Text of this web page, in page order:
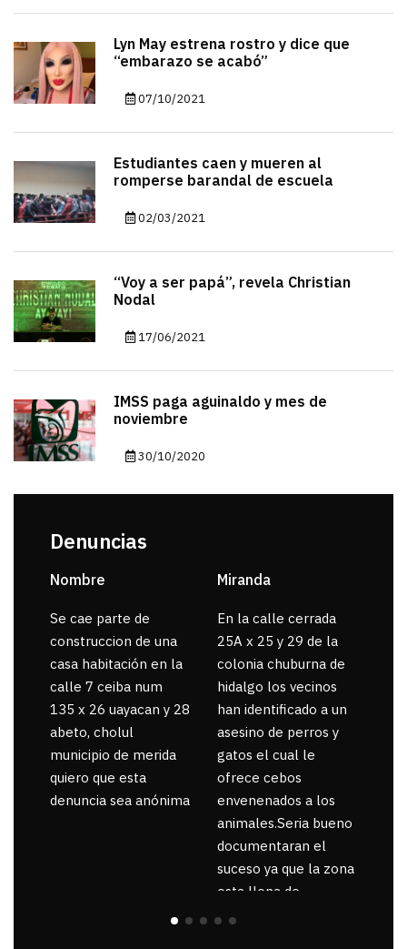
Lyn May estrena rostro y dice que
“embarazo se acabó”
07/10/2021
Estudiantes caen y mueren al
romperse barandal de escuela
02/03/2021
“Voy a ser papá”, revela Christian
Nodal
17/06/2021
IMSS paga aguinaldo y mes de
noviembre
30/10/2020
Denuncias
Nombre
Se cae parte de
construccion de una
casa habitación en la
calle 7 ceiba num
135 x 26 uayacan y 28
abeto, cholul
municipio de merida
quiero que esta
denuncia sea anónima
Miranda
En la calle cerrada
25A x 25 y 29 de la
colonia chuburna de
hidalgo los vecinos
han identificado a un
asesino de perros y
gatos el cual le
ofrece cebos
envenenados a los
animales.Seria bueno
documentaran el
suceso ya que la zona
esta llena de
pancartas de